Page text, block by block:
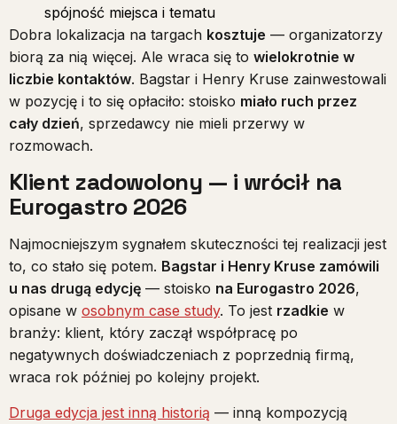
spójność miejsca i tematu
Dobra lokalizacja na targach kosztuje — organizatorzy
biorą za nią więcej. Ale wraca się to wielokrotnie w
liczbie kontaktów. Bagstar i Henry Kruse zainwestowali
w pozycję i to się opłaciło: stoisko miało ruch przez
cały dzień, sprzedawcy nie mieli przerwy w
rozmowach.
Klient zadowolony — i wrócił na
Eurogastro 2026
Najmocniejszym sygnałem skuteczności tej realizacji jest
to, co stało się potem. Bagstar i Henry Kruse zamówili
u nas drugą edycję — stoisko na Eurogastro 2026,
opisane w osobnym case study. To jest rzadkie w
branży: klient, który zaczął współpracę po
negatywnych doświadczeniach z poprzednią firmą,
wraca rok później po kolejny projekt.
Druga edycja jest inną historią — inną kompozycją